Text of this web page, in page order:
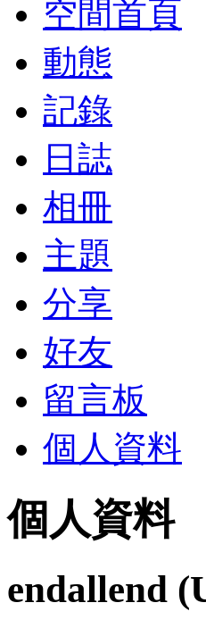
空間首頁
動態
記錄
日誌
相冊
主題
分享
好友
留言板
個人資料
個人資料
endallend